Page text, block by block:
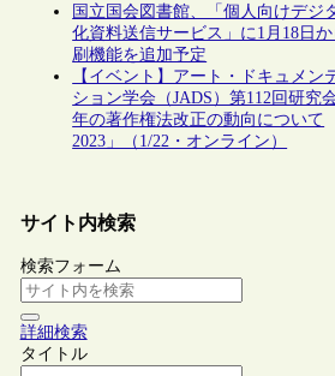
国立国会図書館、「個人向けデジ
化資料送信サービス」に1月18日
刷機能を追加予定
【イベント】アート・ドキュメン
ション学会（JADS）第112回研究
年の著作権法改正の動向について
2023」（1/22・オンライン）
サイト内検索
検索フォーム
詳細検索
タイトル